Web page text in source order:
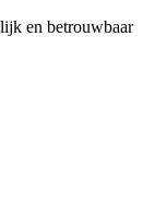
en betrouwbaar